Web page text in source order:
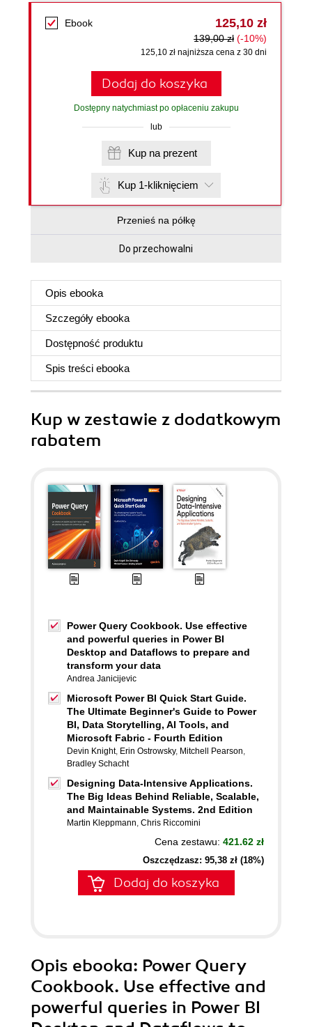
Ebook 125,10 zł
139,00 zł (-10%)
125,10 zł najniższa cena z 30 dni
Dodaj do koszyka
Dostępny natychmiast po opłaceniu zakupu
lub
Kup na prezent
Kup 1-kliknięciem
Przenieś na półkę
Do przechowalni
Opis ebooka
Szczegóły ebooka
Dostępność produktu
Spis treści ebooka
Kup w zestawie z dodatkowym
rabatem
Power Query Cookbook. Use effective
and powerful queries in Power BI
Desktop and Dataflows to prepare and
transform your data
Andrea Janicijevic
Microsoft Power BI Quick Start Guide.
The Ultimate Beginner's Guide to Power
BI, Data Storytelling, AI Tools, and
Microsoft Fabric - Fourth Edition
Devin Knight, Erin Ostrowsky, Mitchell Pearson,
Bradley Schacht
Designing Data-Intensive Applications.
The Big Ideas Behind Reliable, Scalable,
and Maintainable Systems. 2nd Edition
Martin Kleppmann, Chris Riccomini
Cena zestawu: 421.62 zł
Oszczędzasz: 95,38 zł (18%)
Dodaj do koszyka
Opis ebooka: Power Query
Cookbook. Use effective and
powerful queries in Power BI